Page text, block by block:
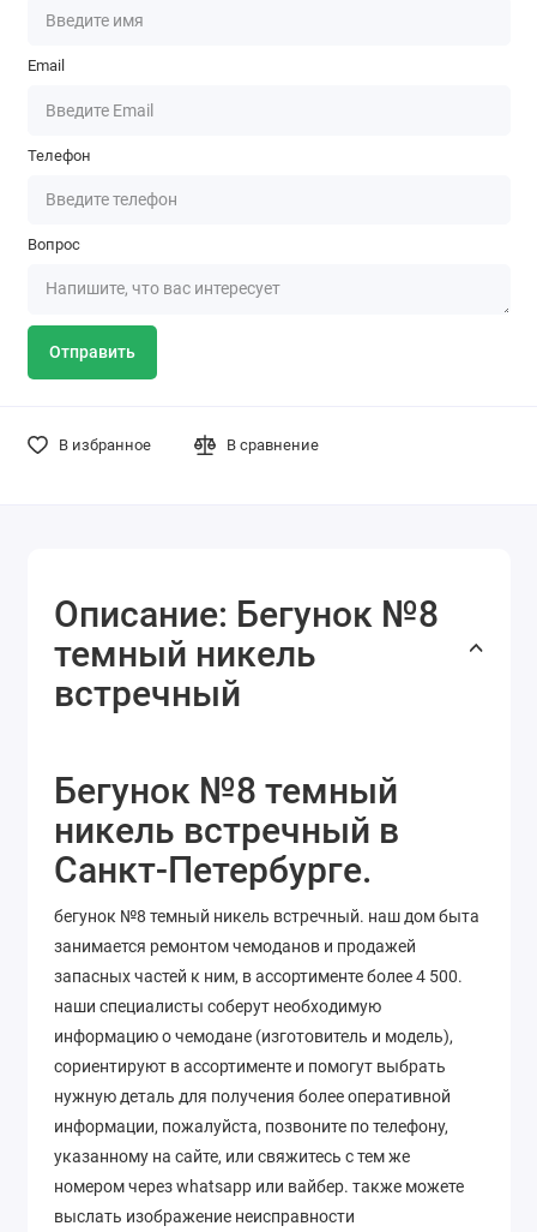
Email
Телефон
Вопрос
Отправить
В избранное В сравнение
Описание: Бегунок №8
темный никель
встречный
Бегунок №8 темный
никель встречный в
Санкт-Петербурге.
бегунок №8 темный никель встречный. наш дом быта
занимается ремонтом чемоданов и продажей
запасных частей к ним, в ассортименте более 4 500.
наши специалисты соберут необходимую
информацию о чемодане (изготовитель и модель),
сориентируют в ассортименте и помогут выбрать
нужную деталь для получения более оперативной
информации, пожалуйста, позвоните по телефону,
указанному на сайте, или свяжитесь с тем же
номером через whatsapp или вайбер. также можете
выслать изображение неисправности